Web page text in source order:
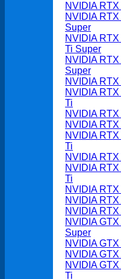
NVIDIA
NVIDIA
Super
NVIDIA
Ti Super
NVIDIA
Super
NVIDIA
NVIDIA
Ti
NVIDIA
NVIDIA
NVIDIA
Ti
NVIDIA
NVIDIA
Ti
NVIDIA
NVIDIA
NVIDIA
NVIDIA
Super
NVIDIA
NVIDIA
NVIDIA
Ti